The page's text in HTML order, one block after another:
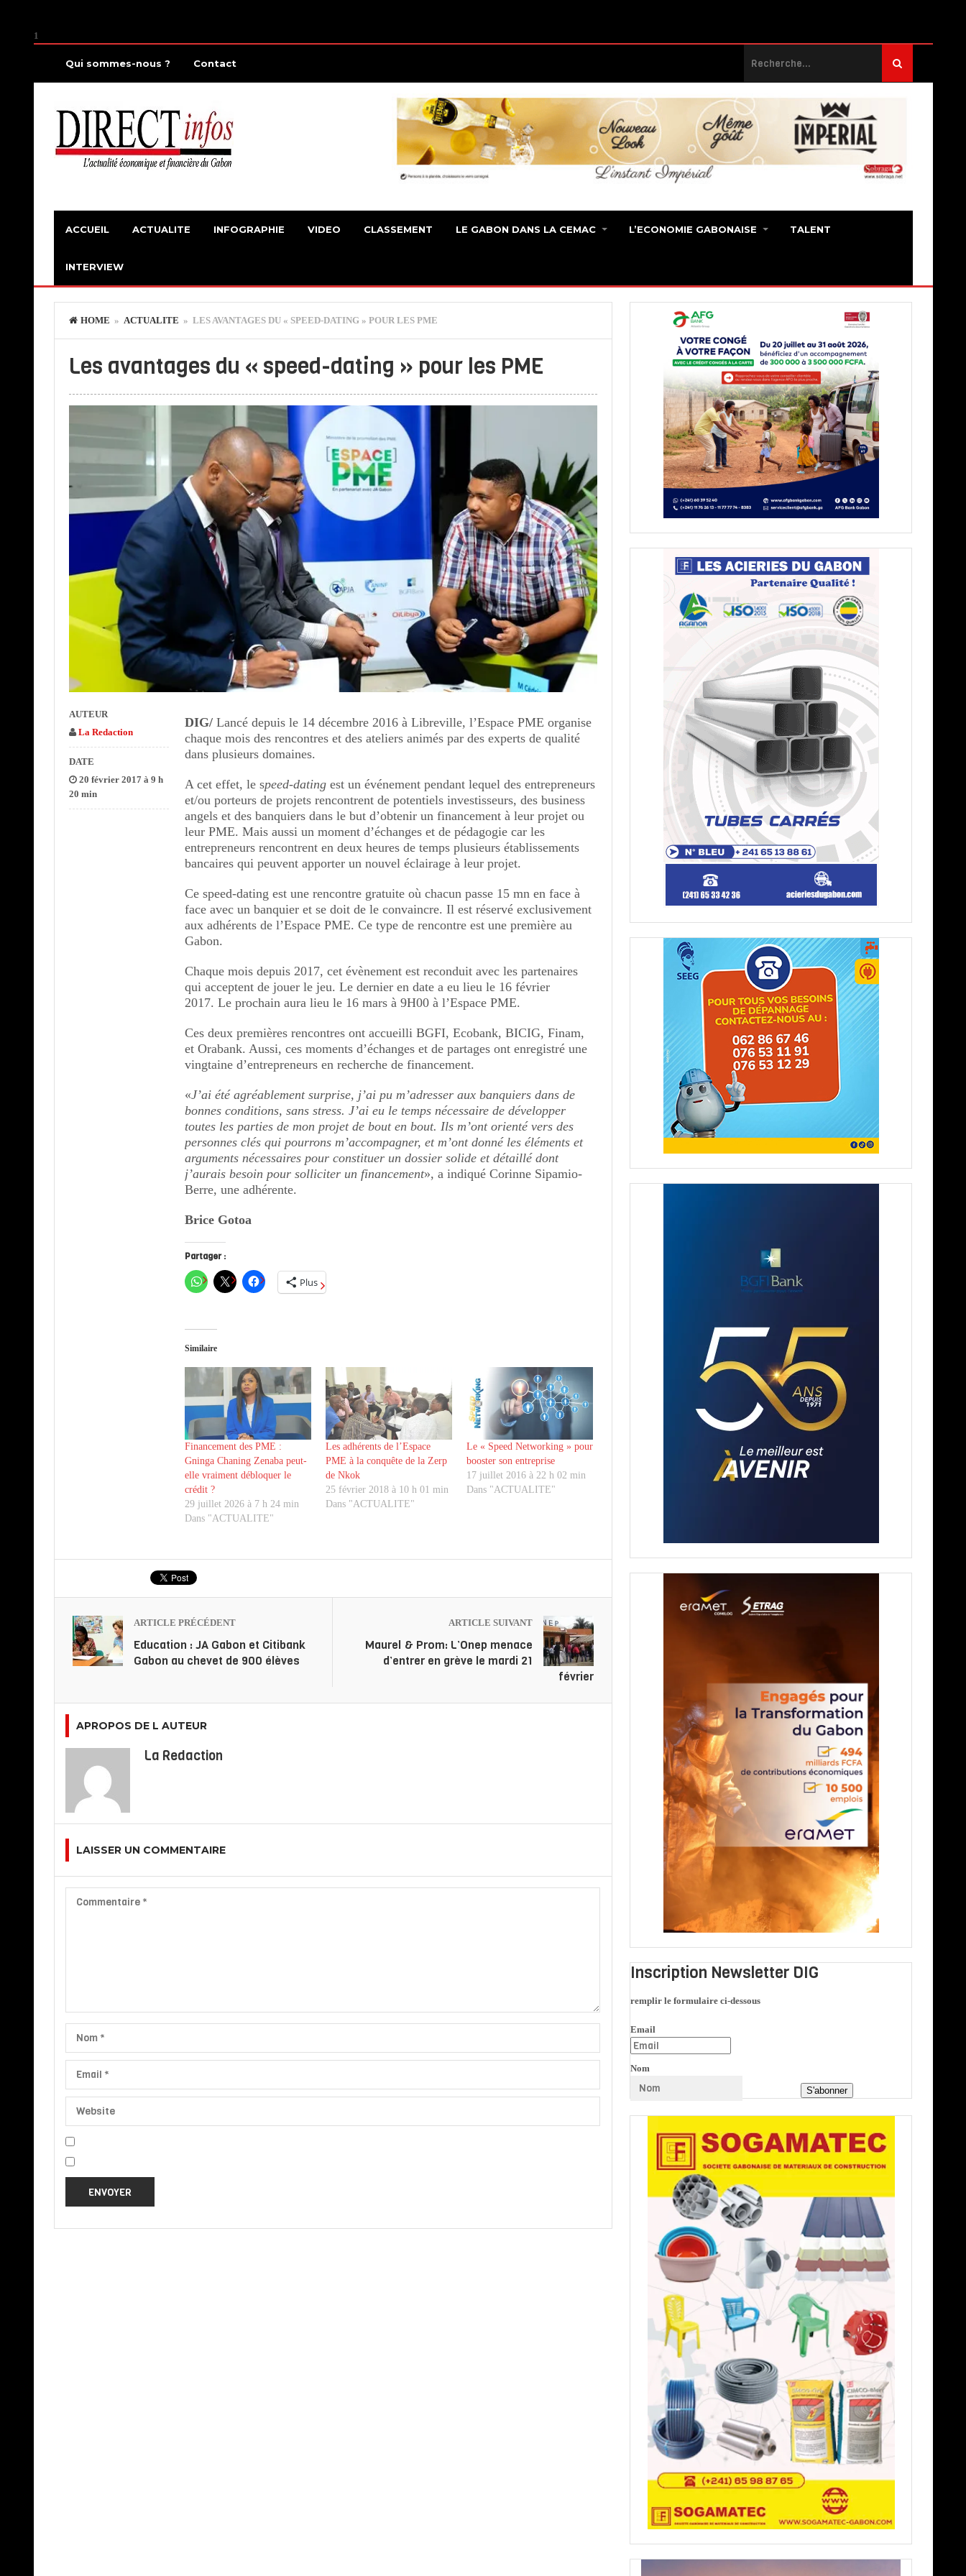
1
Qui sommes-nous ? Contact
ACCUEIL ACTUALITE INFOGRAPHIE VIDEO CLASSEMENT LE GABON DANS LA CEMAC L’ECONOMIE GABONAISE TALENT
INTERVIEW
HOME » ACTUALITE » LES AVANTAGES DU « SPEED-DATING » POUR LES PME
Les avantages du « speed-dating » pour les PME
DIG/ Lancé depuis le 14 décembre 2016 à Libreville, l’Espace PME organise
chaque mois des rencontres et des ateliers animés par des experts de qualité
dans plusieurs domaines.
A cet effet, le speed-dating est un événement pendant lequel des entrepreneurs
et/ou porteurs de projets rencontrent de potentiels investisseurs, des business
angels et des banquiers dans le but d’obtenir un financement à leur projet ou
leur PME. Mais aussi un moment d’échanges et de pédagogie car les
entrepreneurs rencontrent en deux heures de temps plusieurs établissements
bancaires qui peuvent apporter un nouvel éclairage à leur projet.
Ce speed-dating est une rencontre gratuite où chacun passe 15 mn en face à
face avec un banquier et se doit de le convaincre. Il est réservé exclusivement
aux adhérents de l’Espace PME. Ce type de rencontre est une première au
Gabon.
Chaque mois depuis 2017, cet évènement est reconduit avec les partenaires
qui acceptent de jouer le jeu. Le dernier en date a eu lieu le 16 février
2017. Le prochain aura lieu le 16 mars à 9H00 à l’Espace PME.
Ces deux premières rencontres ont accueilli BGFI, Ecobank, BICIG, Finam,
et Orabank. Aussi, ces moments d’échanges et de partages ont enregistré une
vingtaine d’entrepreneurs en recherche de financement.
«J’ai été agréablement surprise, j’ai pu m’adresser aux banquiers dans de
bonnes conditions, sans stress. J’ai eu le temps nécessaire de développer
toutes les parties de mon projet de bout en bout. Ils m’ont orienté vers des
personnes clés qui pourrons m’accompagner, et m’ont donné les éléments et
arguments nécessaires pour constituer un dossier solide et détaillé dont
j’aurais besoin pour solliciter un financement», a indiqué Corinne Sipamio-
Berre, une adhérente.
Brice Gotoa
Partager :
Plus
Similaire
Financement des PME :
Gninga Chaning Zenaba peut-
elle vraiment débloquer le
crédit ?
29 juillet 2026 à 7 h 24 min
Dans "ACTUALITE"
Les adhérents de l’Espace
PME à la conquête de la Zerp
de Nkok
25 février 2018 à 10 h 01 min
Dans "ACTUALITE"
Le « Speed Networking » pour
booster son entreprise
17 juillet 2016 à 22 h 02 min
Dans "ACTUALITE"
AUTEUR
La Redaction
DATE
20 février 2017 à 9 h
20 min
ARTICLE PRÉCÉDENT
Education : JA Gabon et Citibank
Gabon au chevet de 900 élèves
ARTICLE SUIVANT
Maurel & Prom: L’Onep menace
d’entrer en grève le mardi 21
février
APROPOS DE L AUTEUR
La Redaction
LAISSER UN COMMENTAIRE
Inscription Newsletter DIG
remplir le formulaire ci-dessous
Email
Nom
S'abonner